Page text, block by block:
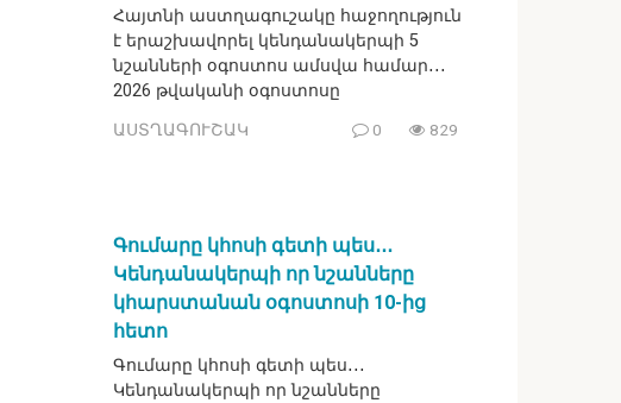
Հայտնի աստղագուշակը հաջողություն
է երաշխավորել կենդանակերպի 5
նշանների օգոստոս ամսվա համար․․․
2026 թվականի օգոստոսը
ԱՍՏՂԱԳՈՒՇԱԿ 0 829
Գումարը կհոսի գետի պես․․․
Կենդանակերպի որ նշանները
կհարստանան օգոստոսի 10-ից
հետո
Գումարը կհոսի գետի պես․․․
Կենդանակերպի որ նշանները